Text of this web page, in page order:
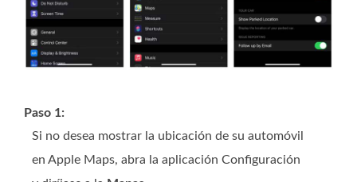
Paso 1:
Si no desea mostrar la ubicación de su automóvil
en Apple Maps, abra la aplicación Configuración